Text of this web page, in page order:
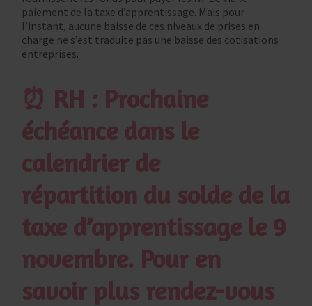
paiement de la taxe d’apprentissage. Mais pour
l’instant, aucune baisse de ces niveaux de prises en
charge ne s’est traduite pas une baisse des cotisations
entreprises.
⏰ RH : Prochaine
échéance dans le
calendrier de
répartition du solde de la
taxe d’apprentissage le 9
novembre. Pour en
savoir plus rendez-vous